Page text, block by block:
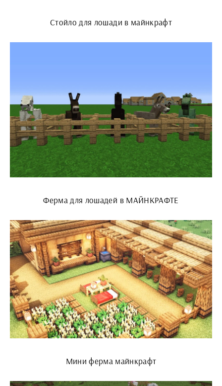
Стойло для лошади в майнкрафт
Ферма для лошадей в МАЙНКРАФТЕ
Мини ферма майнкрафт